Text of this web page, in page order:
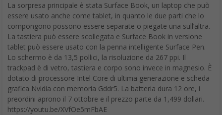
La sorpresa principale è stata Surface Book, un laptop che può
essere usato anche come tablet, in quanto le due parti che lo
compongono possono essere separate o piegate una sull’altra.
La tastiera può essere scollegata e Surface Book in versione
tablet può essere usato con la penna intelligente Surface Pen.
Lo schermo è da 13,5 pollici, la risoluzione da 267 ppi. Il
trackpad è di vetro, tastiera e corpo sono invece in magnesio. È
dotato di processore Intel Core di ultima generazione e scheda
grafica Nvidia con memoria Gddr5. La batteria dura 12 ore, i
preordini aprono il 7 ottobre e il prezzo parte da 1,499 dollari.
https://youtu.be/XVfOe5mFbAE